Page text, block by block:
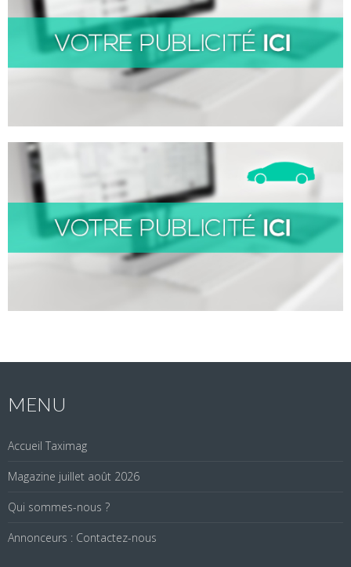
MENU
Accueil Taximag
Magazine juillet août 2026
Qui sommes-nous ?
Annonceurs : Contactez-nous